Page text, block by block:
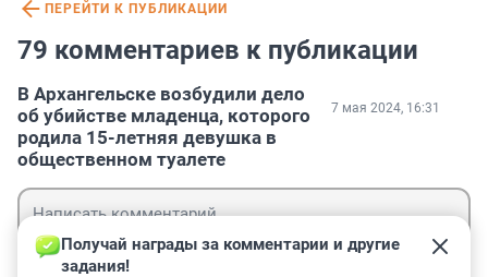
ПЕРЕЙТИ К ПУБЛИКАЦИИ
79 комментариев к публикации
В Архангельске возбудили дело
об убийстве младенца, которого
родила 15-летняя девушка в
общественном туалете
7 мая 2024, 16:31
Получай награды за комментарии и другие
задания!